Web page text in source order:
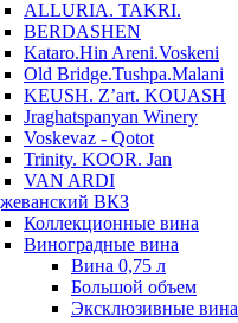
ALLURIA. TAKRI.
BERDASHEN
Kataro.Hin Areni.Voskeni
Old Bridge.Tushpa.Malani
KEUSH. Z’art. KOUASH
Jraghatspanyan Winery
Voskevaz - Qotot
Trinity. KOOR. Jan
VAN ARDI
ВКЗ
Коллекционные вина
Виноградные вина
Вина 0,75 л
Большой объем
Эксклюзивные вина